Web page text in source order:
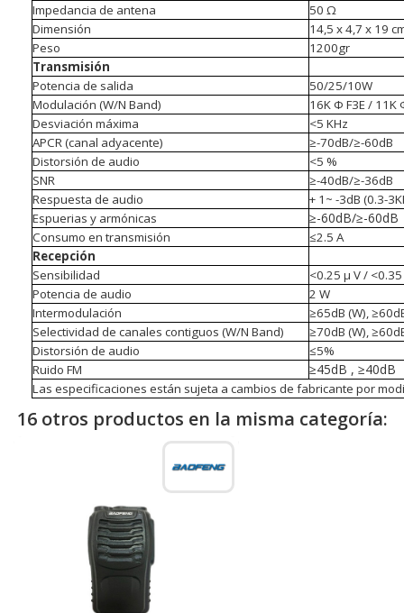
Impedancia de antena
50 Ω
Dimensión
14,5 x 4,7 x 19
Peso
Transmisión
Potencia de salida
50/25/10W
Modulación (W/N Band)
16K Φ F3E / 11K
Desviación máxima
<5 KHz
APCR (canal adyacente)
≥-70dB/≥-60dB
Distorsión de audio
<5 %
SNR
≥-40dB/≥-36dB
Respuesta de audio
+ 1~ -3dB (0.3-
Espuerias y armónicas
≥-60dB/≥-60dB
Consumo en transmisión ≤2.5 A
Recepción
Sensibilidad
<0.25 µ V / <0.35
Potencia de audio
2 W
Intermodulación
≥65dB (W),≥
Selectividad de canales contiguos (W/N Band)
≥70dB (W),≥
Distorsión de audio
≤5%
Ruido FM
≥45dB , ≥40dB
Las especificaciones están sujeta a cambios de fabricante por
16 otros productos en la misma categoría: